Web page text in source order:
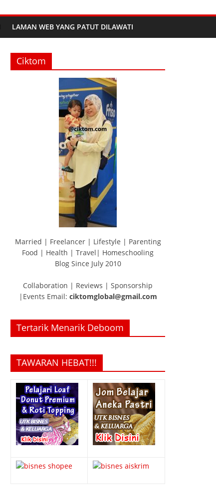
LAMAN WEB YANG PATUT DILAWATI
Ciktom
Married | Freelancer | Lifestyle | Parenting
Food | Health | Travel| Homeschooling
Blog Since July 2010
Collaboration | Reviews | Sponsorship
|Events Email: ciktomglobal@gmail.com
Tertarik Menarik Deboom
TAWARAN HEBAT!!!